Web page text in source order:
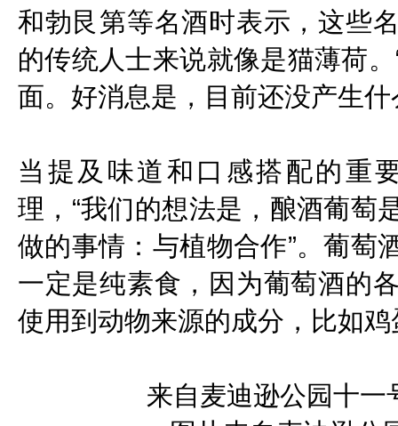
和勃艮第等名酒时表示，这些
的传统人士来说就像是猫薄荷
面。好消息是，目前还没产生什
当提及味道和口感搭配的重
理，“我们的想法是，酿酒葡萄
做的事情：与植物合作”。葡萄
一定是纯素食，因为葡萄酒的
使用到动物来源的成分，比如
来自麦迪逊公园十一